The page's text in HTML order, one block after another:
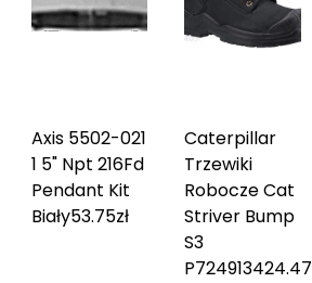
Axis 5502-021
1 5" Npt 216Fd
Pendant Kit
Biały53.75zł
Caterpillar
Trzewiki
Robocze Cat
Striver Bump
S3
P724913424.47